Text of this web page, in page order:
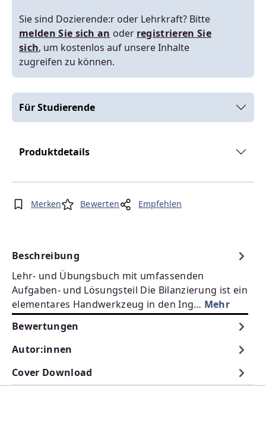
Sie sind Dozierende:r oder Lehrkraft? Bitte
melden Sie sich an oder registrieren Sie
sich, um kostenlos auf unsere Inhalte
zugreifen zu können.
Für Studierende
Produktdetails
Merken Bewerten Empfehlen
Beschreibung
Lehr- und Übungsbuch mit umfassenden
Aufgaben- und Lösungsteil Die Bilanzierung ist ein
elementares Handwerkzeug in den Ing… Mehr
Bewertungen
Autor:innen
Cover Download